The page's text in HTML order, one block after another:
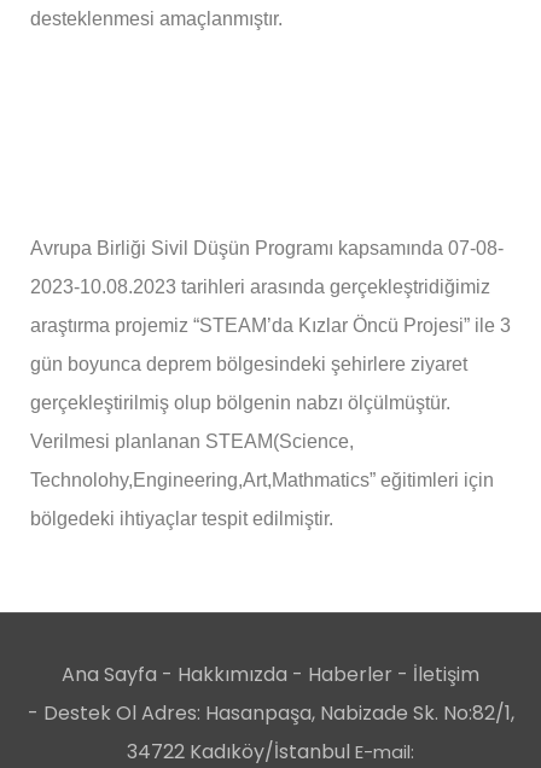
desteklenmesi amaçlanmıştır.
Avrupa Birliği Sivil Düşün Programı kapsamında 07-08-
2023-10.08.2023 tarihleri arasında gerçekleştridiğimiz
araştırma projemiz “STEAM’da Kızlar Öncü Projesi” ile 3
gün boyunca deprem bölgesindeki şehirlere ziyaret
gerçekleştirilmiş olup bölgenin nabzı ölçülmüştür.
Verilmesi planlanan STEAM(Science,
Technolohy,Engineering,Art,Mathmatics” eğitimleri için
bölgedeki ihtiyaçlar tespit edilmiştir.
Ana Sayfa - Hakkımızda - Haberler - İletişim
- Destek Ol Adres: Hasanpaşa, Nabizade Sk. No:82/1,
34722 Kadıköy/İstanbul E-mail: